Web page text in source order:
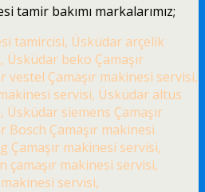
tamir bakımı markalarımız;
tamircisi, Üsküdar arçelik
Üsküdar beko Çamaşır
vestel Çamaşır makinesi servisi,
servisi, Üsküdar altus
Üsküdar siemens Çamaşır
Bosch Çamaşır makinesi
Çamaşır makinesi servisi,
makinesi servisi,
servisi,